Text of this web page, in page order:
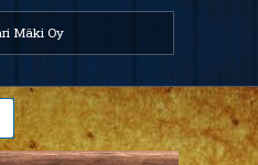
Mäki Oy